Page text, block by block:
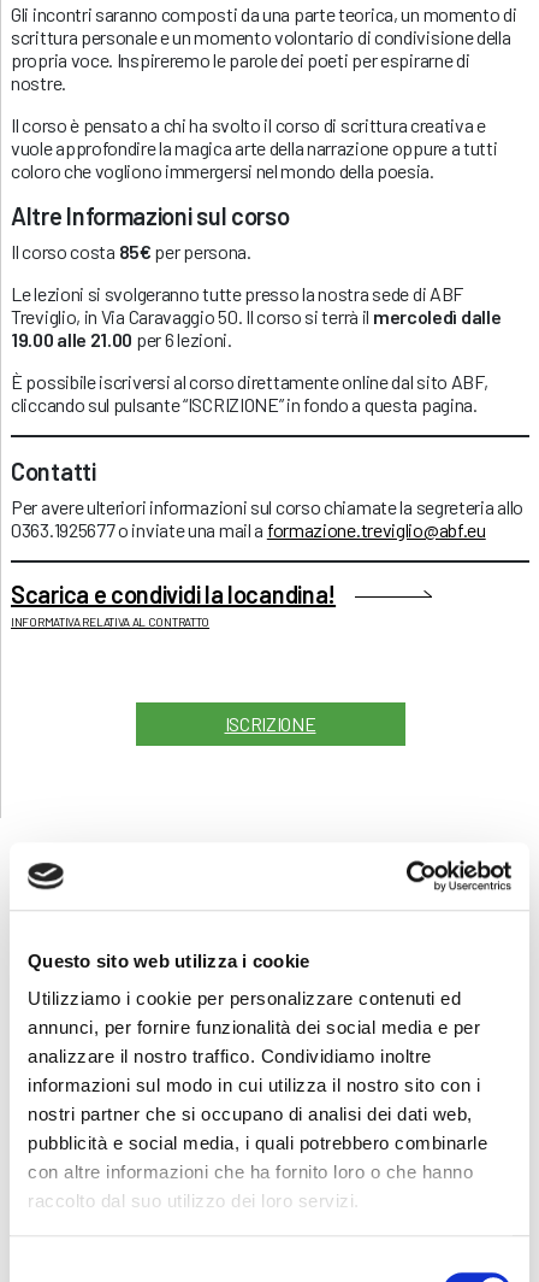
Questo sito web utilizza i cookie
Utilizziamo i cookie per personalizzare contenuti ed
annunci, per fornire funzionalità dei social media e per
analizzare il nostro traffico. Condividiamo inoltre
informazioni sul modo in cui utilizza il nostro sito con i
nostri partner che si occupano di analisi dei dati web,
pubblicità e social media, i quali potrebbero combinarle
con altre informazioni che ha fornito loro o che hanno
raccolto dal suo utilizzo dei loro servizi.
Gli incontri saranno composti da una parte teorica, un momento di
scrittura personale e un momento volontario di condivisione della
propria voce. Inspireremo le parole dei poeti per espirarne di
nostre.
Il corso è pensato a chi ha svolto il corso di scrittura creativa e
vuole approfondire la magica arte della narrazione oppure a tutti
coloro che vogliono immergersi nel mondo della poesia.
Altre Informazioni sul corso
Il corso costa 85€ per persona.
Le lezioni si svolgeranno tutte presso la nostra sede di ABF
Treviglio, in Via Caravaggio 50. Il corso si terrà il mercoledì dalle
19.00 alle 21.00 per 6 lezioni.
È possibile iscriversi al corso direttamente online dal sito ABF,
cliccando sul pulsante “ISCRIZIONE” in fondo a questa pagina.
Contatti
Per avere ulteriori informazioni sul corso chiamate la segreteria allo
0363.1925677 o inviate una mail a formazione.treviglio@abf.eu
Scarica e condividi la locandina!
INFORMATIVA RELATIVA AL CONTRATTO
ISCRIZIONE
Seleziona e filtra per:
ADULTI
AZIENDE
DOPO LA TERZA MEDIA
SICUREZZA
Seleziona e filtra per: